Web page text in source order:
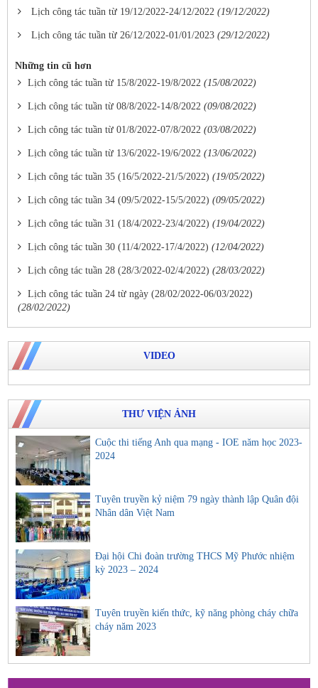
Lịch công tác tuần từ 19/12/2022-24/12/2022 (19/12/2022)
Lịch công tác tuần từ 26/12/2022-01/01/2023 (29/12/2022)
Những tin cũ hơn
Lịch công tác tuần từ 15/8/2022-19/8/2022 (15/08/2022)
Lịch công tác tuần từ 08/8/2022-14/8/2022 (09/08/2022)
Lịch công tác tuần từ 01/8/2022-07/8/2022 (03/08/2022)
Lịch công tác tuần từ 13/6/2022-19/6/2022 (13/06/2022)
Lịch công tác tuần 35 (16/5/2022-21/5/2022) (19/05/2022)
Lịch công tác tuần 34 (09/5/2022-15/5/2022) (09/05/2022)
Lịch công tác tuần 31 (18/4/2022-23/4/2022) (19/04/2022)
Lịch công tác tuần 30 (11/4/2022-17/4/2022) (12/04/2022)
Lịch công tác tuần 28 (28/3/2022-02/4/2022) (28/03/2022)
Lịch công tác tuần 24 từ ngày (28/02/2022-06/03/2022)
(28/02/2022)
VIDEO
THƯ VIỆN ẢNH
Cuộc thi tiếng Anh qua mạng - IOE năm học 2023-
2024
Tuyên truyền kỷ niệm 79 ngày thành lập Quân đội
Nhân dân Việt Nam
Đại hội Chi đoàn trường THCS Mỹ Phước nhiệm
kỳ 2023 – 2024
Tuyên truyền kiến thức, kỹ năng phòng cháy chữa
cháy năm 2023